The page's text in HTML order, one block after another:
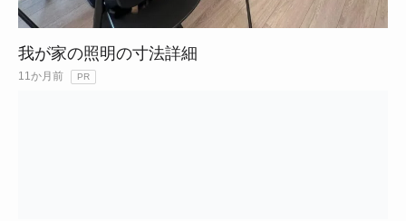
我が家の照明の寸法詳細
11か月前 PR